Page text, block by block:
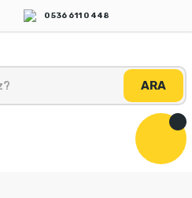
0 536 611 0 448
ARA